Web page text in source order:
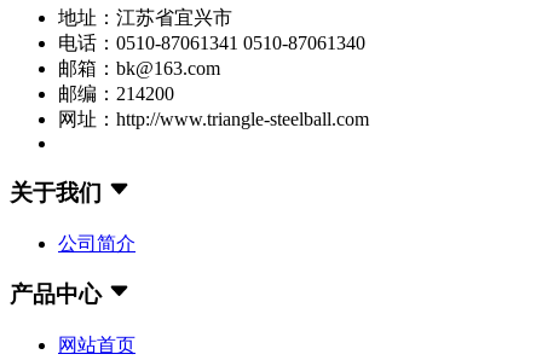
地址：江苏省宜兴市
电话：0510-87061341 0510-87061340
邮箱：bk@163.com
邮编：214200
网址：http://www.triangle-steelball.com
关于我们
公司简介
产品中心
网站首页